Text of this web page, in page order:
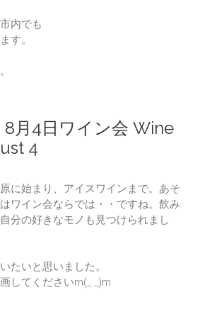
内でも
す。
8月4日ワイン会 Wine
4
に始まり、アイスワインまで。あそ
ワイン会ならでは・・ですね。飲み
分の好きなモノも見つけられまし
たいと思いました。
してくださいm(_ _)m